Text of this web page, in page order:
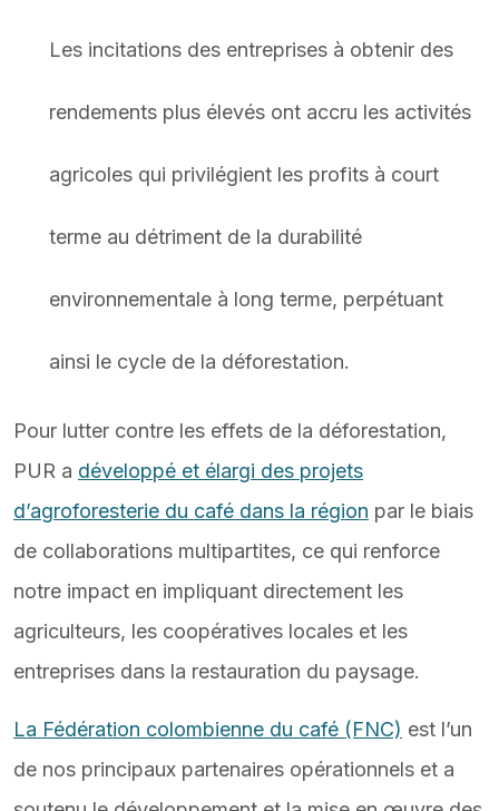
Les incitations des entreprises à obtenir des
rendements plus élevés ont accru les activités
agricoles qui privilégient les profits à court
terme au détriment de la durabilité
environnementale à long terme, perpétuant
ainsi le cycle de la déforestation.
Pour lutter contre les effets de la déforestation,
PUR a développé et élargi des projets
d’agroforesterie du café dans la région par le biais
de collaborations multipartites, ce qui renforce
notre impact en impliquant directement les
agriculteurs, les coopératives locales et les
entreprises dans la restauration du paysage.
La Fédération colombienne du café (FNC) est l’un
de nos principaux partenaires opérationnels et a